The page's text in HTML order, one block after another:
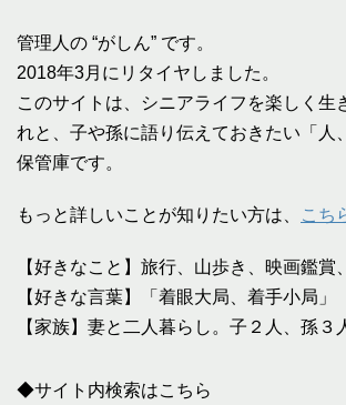
管理人の “がしん” です。
2018年3月にリタイヤしました。
このサイトは、シニアライフを楽しく生
れと、子や孫に語り伝えておきたい「人
保管庫です。
もっと詳しいことが知りたい方は、 こち
【好きなこと】旅行、山歩き、映画鑑
【好きな言葉】「着眼大局、着手小局」
【家族】妻と二人暮らし。子２人、孫３
◆サイト内検索はこちら